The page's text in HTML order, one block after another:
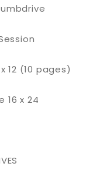
12 (10 pages)
16 x 24